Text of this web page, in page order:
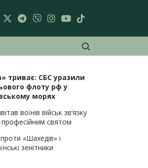
триває: СБС уразили
флоту рф у
морях
воїнів військ зв’язку
професійним святом
«Шахедів» і
зенітники